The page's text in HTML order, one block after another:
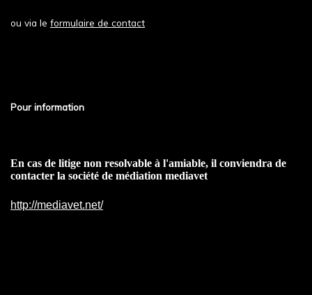
ou via le formulaire de contact
Pour information
En cas de litige non resolvable à l'amiable, il conviendra de
contacter la société de médiation mediavet
http://mediavet.net/